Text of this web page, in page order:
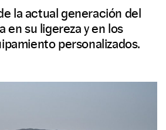
la actual generación del
en su ligereza y en los
personalizados.